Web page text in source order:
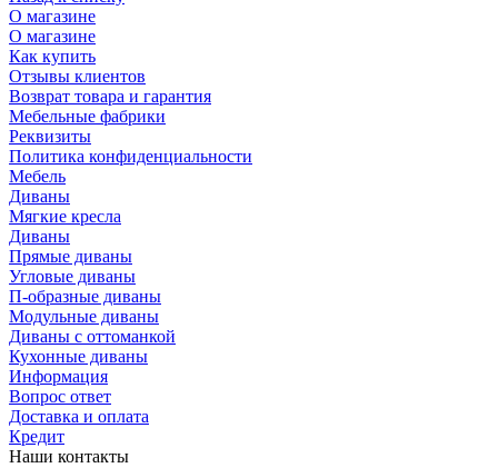
О магазине
О магазине
Как купить
Отзывы клиентов
Возврат товара и гарантия
Мебельные фабрики
Реквизиты
Политика конфиденциальности
Мебель
Диваны
Мягкие кресла
Диваны
Прямые диваны
Угловые диваны
П-образные диваны
Модульные диваны
Диваны с оттоманкой
Кухонные диваны
Информация
Вопрос ответ
Доставка и оплата
Кредит
Наши контакты